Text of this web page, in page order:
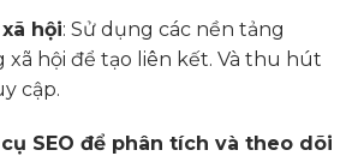
hội: Sử dụng các nền tảng
hội để tạo liên kết. Và thu hút
cập.
SEO để phân tích và theo dõi